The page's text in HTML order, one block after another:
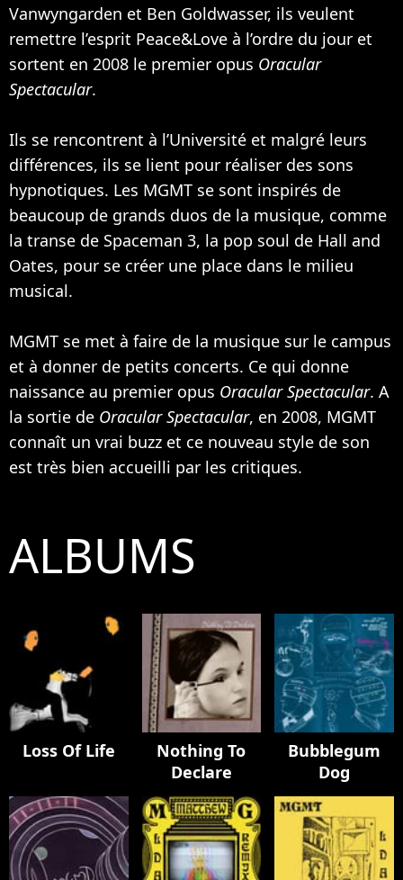
Vanwyngarden et Ben Goldwasser, ils veulent
remettre l’esprit Peace&Love à l’ordre du jour et
sortent en 2008 le premier opus Oracular
Spectacular.
Ils se rencontrent à l’Université et malgré leurs
différences, ils se lient pour réaliser des sons
hypnotiques. Les MGMT se sont inspirés de
beaucoup de grands duos de la musique, comme
la transe de Spaceman 3, la pop soul de Hall and
Oates, pour se créer une place dans le milieu
musical.
MGMT se met à faire de la musique sur le campus
et à donner de petits concerts. Ce qui donne
naissance au premier opus Oracular Spectacular. A
la sortie de Oracular Spectacular, en 2008, MGMT
connaît un vrai buzz et ce nouveau style de son
est très bien accueilli par les critiques.
ALBUMS
Loss Of Life
Nothing To
Declare
Bubblegum
Dog